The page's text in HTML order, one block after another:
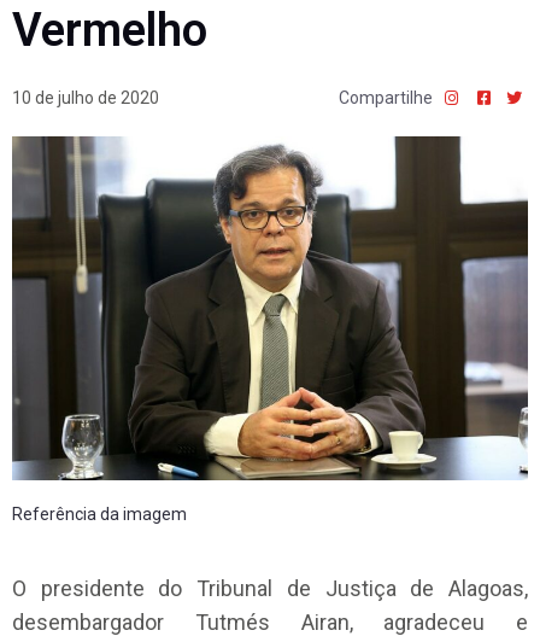
Vermelho
10 de julho de 2020 Compartilhe
Referência da imagem
O presidente do Tribunal de Justiça de Alagoas,
desembargador Tutmés Airan, agradeceu e